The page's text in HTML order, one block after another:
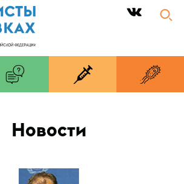
|
Новости